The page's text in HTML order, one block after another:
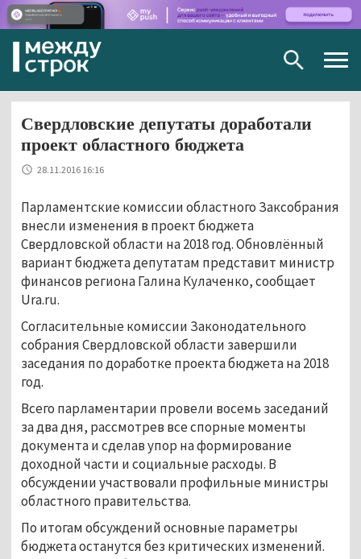
Свердловские депутаты доработали
проект областного бюджета
28.11.2016 16:16
Парламентские комиссии областного Заксобрания
внесли изменения в проект бюджета
Свердловской области на 2018 год. Обновлённый
вариант бюджета депутатам представит министр
финансов региона Галина Кулаченко, сообщает
Ura.ru.
Согласительные комиссии Законодательного
собрания Свердловской области завершили
заседания по доработке проекта бюджета на 2018
год.
Всего парламентарии провели восемь заседаний
за два дня, рассмотрев все спорные моменты
документа и сделав упор на формирование
доходной части и социальные расходы. В
обсуждении участвовали профильные министры
областного правительства.
По итогам обсуждений основные параметры
бюджета останутся без критических изменений.